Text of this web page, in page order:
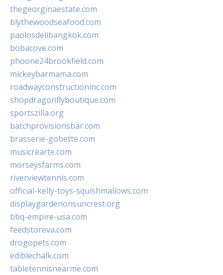
thegeorginaestate.com
blythewoodseafood.com
paolosdelibangkok.com
bobacove.com
phoone24brookfield.com
mickeybarmama.com
roadwayconstructioninc.com
shopdragonflyboutique.com
sportszilla.org
batchprovisionsbar.com
brasserie-gobette.com
musicrearte.com
morseysfarms.com
riverviewtennis.com
official-kelly-toys-squishmallows.com
displaygardenonsuncrest.org
bbq-empire-usa.com
feedstoreva.com
drogopets.com
ediblechalk.com
tabletennisnearme.com